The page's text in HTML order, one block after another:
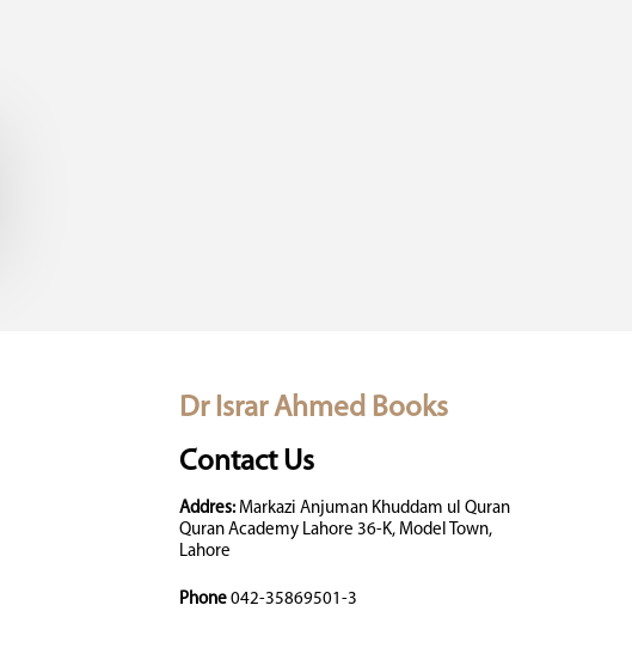
Dr Israr Ahmed Books
Contact Us
Addres:Markazi Anjuman Khuddam ul Quran
Quran Academy Lahore 36-K, Model Town,
Lahore
Phone 042-35869501-3